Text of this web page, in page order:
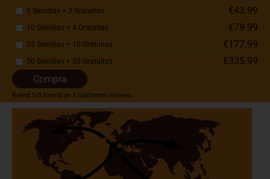
5 Semillas + 2 Gratuitas €43.99
10 Semillas + 4 Gratuitas €79.99
25 Semillas + 10 Gratuitas €177.99
50 Semillas + 20 Gratuitas
€335.99
Compra
Rated 5/5 based on 1 customer reviews